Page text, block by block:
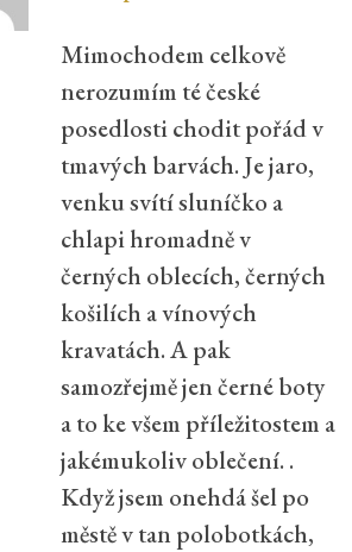
Mimochodem celkově
nerozumím té české
posedlosti chodit pořád v
tmavých barvách. Je jaro,
venku svítí sluníčko a
chlapi hromadně v
černých oblecích, černých
košilích a vínových
kravatách. A pak
samozřejmě jen černé boty
a to ke všem příležitostem a
jakémukoliv oblečení. .
Když jsem onehdá šel po
městě v tan polobotkách,